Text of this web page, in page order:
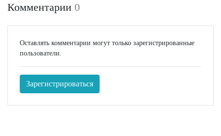
Комментарии 0
Оставлять комментарии могут только зарегистрированные
пользователи.
Зарегистрироваться